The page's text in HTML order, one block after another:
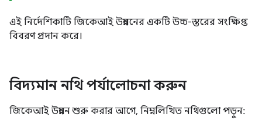
এই নির্দেশিকাটি জিকেআই উন্নয়নের একটি উচ্চ-স্তরের সংক্ষিপ্ত
বিবরণ প্রদান করে।
বিদ্যমান নথি পর্যালোচনা করুন
জিকেআই উন্নয়ন শুরু করার আগে, নিম্নলিখিত নথিগুলো পড়ুন: